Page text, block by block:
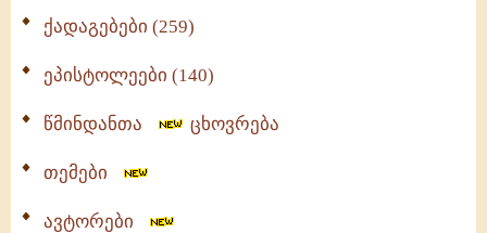
ქადაგებები (259)
ეპისტოლეები (140)
წმინდანთა ცხოვრება
თემები
ავტორები